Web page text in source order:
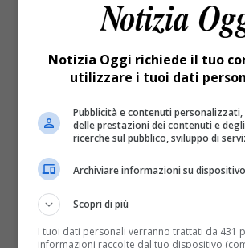
Notizia Oggi richiede il tuo
utilizzare i tuoi dati
Pubblicità e contenuti
delle prestazioni dei contenuti e
ricerche sul pubblico, sviluppo di
Archiviare informazioni su
Scopri di più
I tuoi dati personali verranno trattati da 431
informazioni raccolte dal tuo dispositivo